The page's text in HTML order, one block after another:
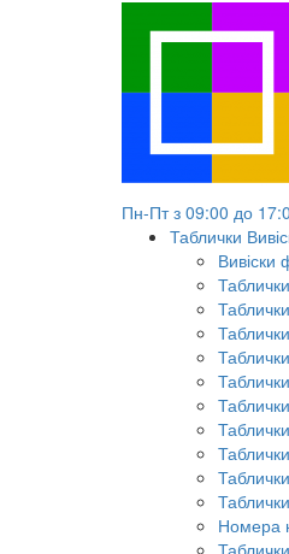
Пн-Пт з 09:00 до
Таблички
Вивіски
Номера
Вивіска на заклад